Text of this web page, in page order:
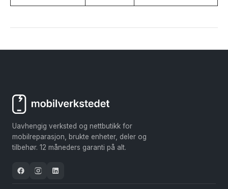
Uavhengig verksted og nettbutikk for
mobilreparasjon, brukte enheter, deler og
tilbehør. 12 måneders garanti på alt.